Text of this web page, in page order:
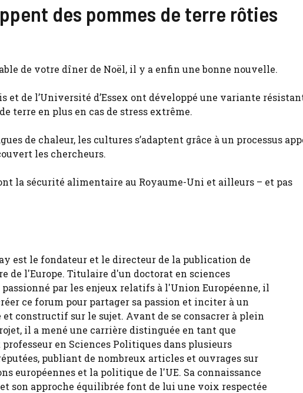
des pommes de terre rôties
de votre dîner de Noël, il y a enfin une bonne nouvelle.
et de l’Université d’Essex ont développé une variante
terre en plus en cas de stress extrême.
de chaleur, les cultures s’adaptent grâce à un processus
les chercheurs.
la sécurité alimentaire au Royaume-Uni et ailleurs – et pas
est le fondateur et le directeur de la publication de
de l'Europe. Titulaire d'un doctorat en sciences
par les enjeux relatifs à l'Union Européenne, il
ce forum pour partager sa passion et inciter à un
et constructif sur le sujet. Avant de se consacrer à plein
il a mené une carrière distinguée en tant que
en Sciences Politiques dans plusieurs
publiant de nombreux articles et ouvrages sur
européennes et la politique de l'UE. Sa connaissance
son approche équilibrée font de lui une voix respectée